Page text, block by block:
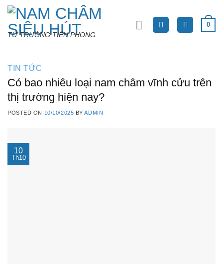
Skip
content
TỪ TRƯỜNG TIÊN PHONG
0
TIN TỨC
Có bao nhiêu loại nam châm vĩnh cửu trên
thị trường hiện nay?
POSTED ON 10/10/2025 BYADMIN
10
Th10